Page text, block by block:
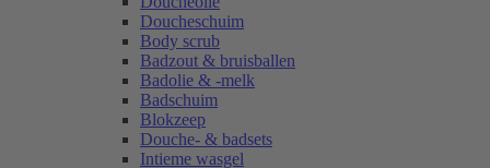
Doucheschuim
Body scrub
Badzout & bruisballen
Badolie & -melk
Badschuim
Blokzeep
Douche- & badsets
Intieme wasgel